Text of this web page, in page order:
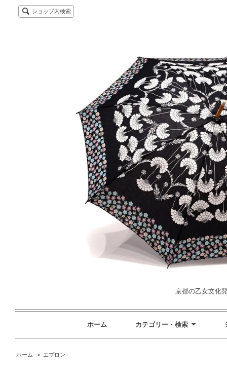
ショップ内検索
京都の乙女文化
ホーム カテゴリー・検索
ホーム > エプロン